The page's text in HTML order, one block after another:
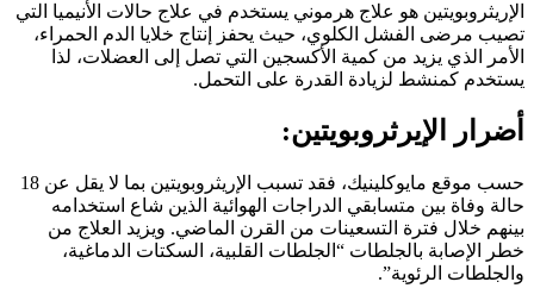
الإريثروبويتين هو علاج هرموني يستخدم في علاج حالات الأنيميا التي
تصيب مرضى الفشل الكلوي، حيث يحفز إنتاج خلايا الدم الحمراء،
الأمر الذي يزيد من كمية الأكسجين التي تصل إلى العضلات، لذا
يستخدم كمنشط لزيادة القدرة على التحمل.
أضرار الإيرثروبويتين:
حسب موقع مايوكلينيك، فقد تسبب الإريثروبويتين بما لا يقل عن 18
حالة وفاة بين متسابقي الدراجات الهوائية الذين شاع استخدامه
بينهم خلال فترة التسعينات من القرن الماضي. ويزيد العلاج من
خطر الإصابة بالجلطات “الجلطات القلبية، السكتات الدماغية،
والجلطات الرئوية”.